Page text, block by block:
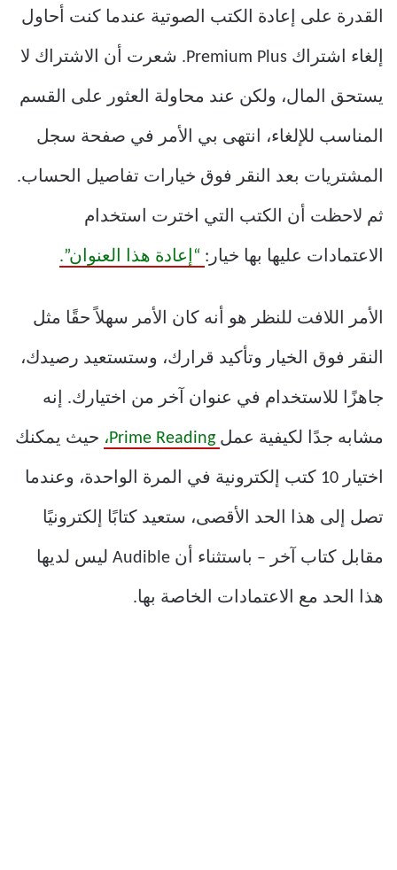
القدرة على إعادة الكتب الصوتية عندما كنت أحاول
إلغاء اشتراك Premium Plus. شعرت أن الاشتراك لا
يستحق المال، ولكن عند محاولة العثور على القسم
المناسب للإلغاء، انتهى بي الأمر في صفحة سجل
المشتريات بعد النقر فوق خيارات تفاصيل الحساب.
ثم لاحظت أن الكتب التي اخترت استخدام
الاعتمادات عليها بها خيار: “إعادة هذا العنوان”.
الأمر اللافت للنظر هو أنه كان الأمر سهلاً حقًا مثل
النقر فوق الخيار وتأكيد قرارك، وستستعيد رصيدك،
جاهزًا للاستخدام في عنوان آخر من اختيارك. إنه
مشابه جدًا لكيفية عمل حيث يمكنك
اختيار 10 كتب إلكترونية في المرة الواحدة، وعندما
تصل إلى هذا الحد الأقصى، ستعيد كتابًا إلكترونيًا
مقابل كتاب آخر – باستثناء أن Audible ليس لديها
هذا الحد مع الاعتمادات الخاصة بها.